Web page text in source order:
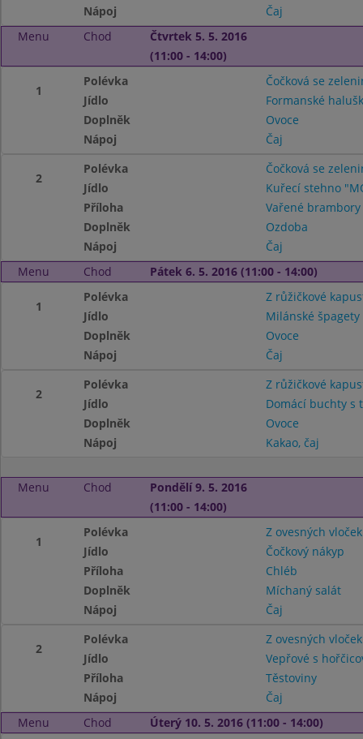
Nápoj
Čaj
Menu
Chod
Čtvrtek 5. 5. 2016
(11:00 - 14:00)
1
Polévka
Čočková se
Jídlo
Formanské
Doplněk
Ovoce
Nápoj
Čaj
2
Polévka
Čočková se
Jídlo
Kuřecí stehno
Příloha
Vařené brambory
Doplněk
Ozdoba
Nápoj
Čaj
Menu
Chod Pátek 6. 5. 2016 (11:00 - 14:00)
1
Polévka
Z růžičkové
Jídlo
Milánské špagety
Doplněk
Ovoce
Nápoj
Čaj
2
Polévka
Z růžičkové
Jídlo
Domácí buchty s
Doplněk
Ovoce
Nápoj
Kakao, čaj
Menu Chod
Pondělí 9. 5. 2016
(11:00 - 14:00)
1
Polévka
Z ovesných vloček
Jídlo
Čočkový nákyp
Příloha
Chléb
Doplněk
Míchaný salát
Nápoj
Čaj
2
Polévka
Z ovesných vloček
Jídlo
Vepřové s
Příloha
Těstoviny
Nápoj
Čaj
Menu
Chod Úterý 10. 5. 2016 (11:00 - 14:00)